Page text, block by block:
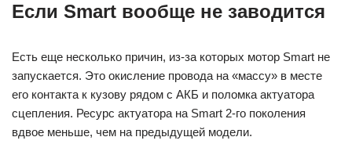
Если Smart вообще не заводится
Есть еще несколько причин, из-за которых мотор Smart не
запускается. Это окисление провода на «массу» в месте
его контакта к кузову рядом с АКБ и поломка актуатора
сцепления. Ресурс актуатора на Smart 2-го поколения
вдвое меньше, чем на предыдущей модели.